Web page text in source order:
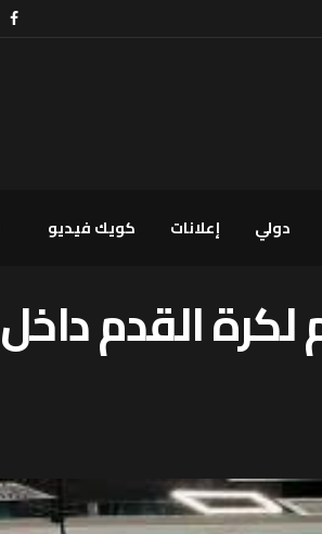
دولي إعلانات كويك فيديو
لكرة القدم داخل